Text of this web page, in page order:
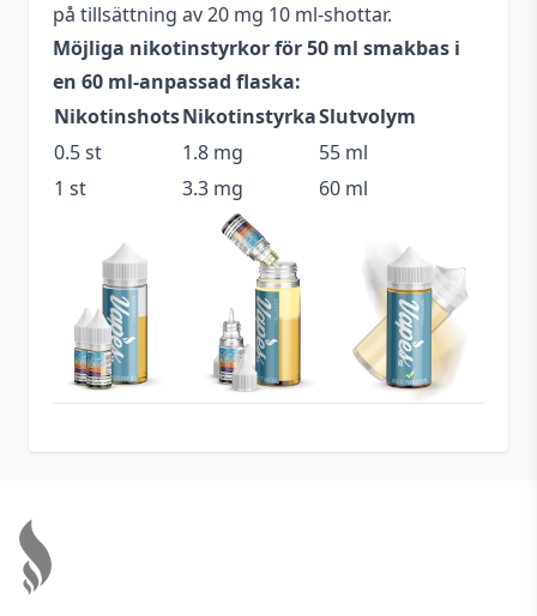
på tillsättning av 20 mg 10 ml-shottar.
Möjliga nikotinstyrkor för 50 ml smakbas i
en 60 ml-anpassad flaska:
NikotinshotsNikotinstyrkaSlutvolym
0.5 st
1.8 mg
55 ml
1 st
3.3 mg 60 ml
Blandning
70VG / 30PG
Tillverkningsland England
Typ
Shortfill
Smakprofil
Lime Mentol,Exotiska
frukter
Beskrivande
Fruktig
Anpassad för
nikotinstyrka
3 mg
Utrymme för
nikotinshots
10 ml (1 st)
Tillverkare
Cheap Thrills Juice Co.